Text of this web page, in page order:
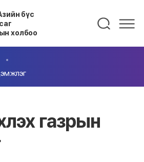
бүс
холбоо
газрын